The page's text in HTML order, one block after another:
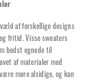
af forskellige designs
fritid. Visse sweaters
bedst egnede til
af materialer med
mere alsidige, og kan